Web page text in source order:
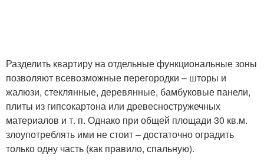
Разделить квартиру на отдельные функциональные зоны
позволяют всевозможные перегородки – шторы и
жалюзи, стеклянные, деревянные, бамбуковые панели,
плиты из гипсокартона или древесностружечных
материалов и т. п. Однако при общей площади 30 кв.м.
злоупотреблять ими не стоит – достаточно оградить
только одну часть (как правило, спальную).